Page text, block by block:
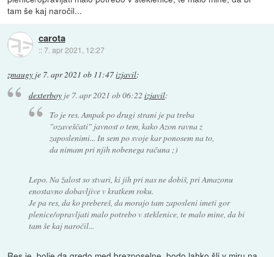
tam še kaj naročil...
carota
::7. apr 2021, 12:27
zmaugy je 7. apr 2021 ob 11:47izjavil:
dexterboyje 7. apr 2021 ob 06:22 izjavil:
To je res. Ampak po drugi strani je pa treba
"ozaveščati" javnost o tem, kako Azon ravna z
zaposlenimi... In sem po svoje kar ponosem na to,
da nimam pri njih nobenega računa ;)
Lepo. Na žalost so stvari, ki jih pri nas ne dobiš, pri Amazonu
enostavno dobavljive v kratkem roku.
Je pa res, da ko prebereš, da morajo tam zaposleni imeti gor
plenice/opravljati malo potrebo v steklenice, te malo mine, da bi
tam še kaj naročil...